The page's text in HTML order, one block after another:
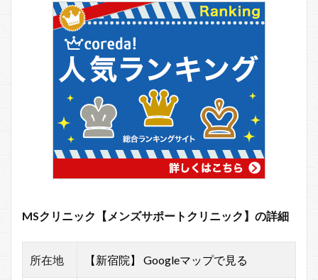
MSクリニック【メンズサポートクリニック】の詳細
所在地 【新宿院】 Googleマップで見る